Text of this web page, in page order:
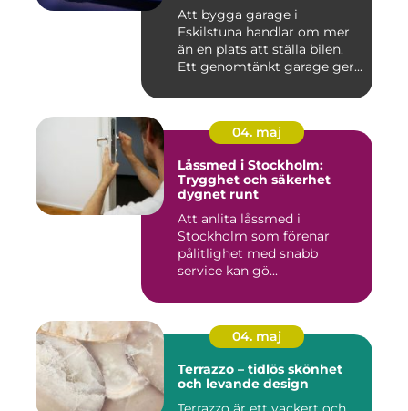
Att bygga garage i
Eskilstuna handlar om mer
än en plats att ställa bilen.
Ett genomtänkt garage ger...
04. maj
Låssmed i Stockholm:
Trygghet och säkerhet
dygnet runt
Att anlita låssmed i
Stockholm som förenar
pålitlighet med snabb
service kan gö...
04. maj
Terrazzo – tidlös skönhet
och levande design